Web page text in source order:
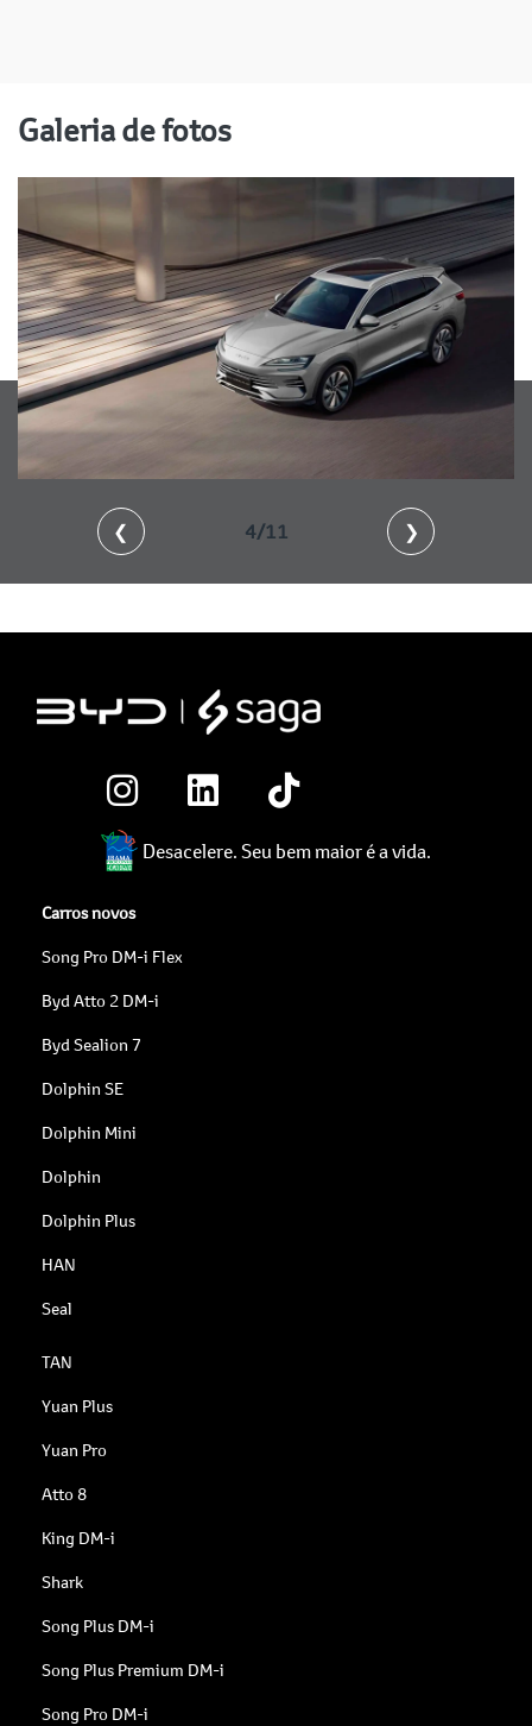
Galeria de fotos
❮ 4/11 ❯
Desacelere. Seu bem maior é a vida.
Carros novos
Song Pro DM-i Flex
Byd Atto 2 DM-i
Byd Sealion 7
Dolphin SE
Dolphin Mini
Dolphin
Dolphin Plus
HAN
Seal
TAN
Yuan Plus
Yuan Pro
Atto 8
King DM-i
Shark
Song Plus DM-i
Song Plus Premium DM-i
Song Pro DM-i